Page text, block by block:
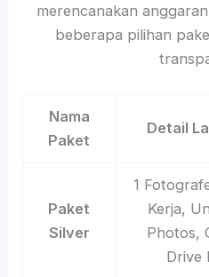
merencanakan
beberapa pilihan
Nama
Paket
Detail
Paket
Silver
1
Kerja,
Photos,
Drive